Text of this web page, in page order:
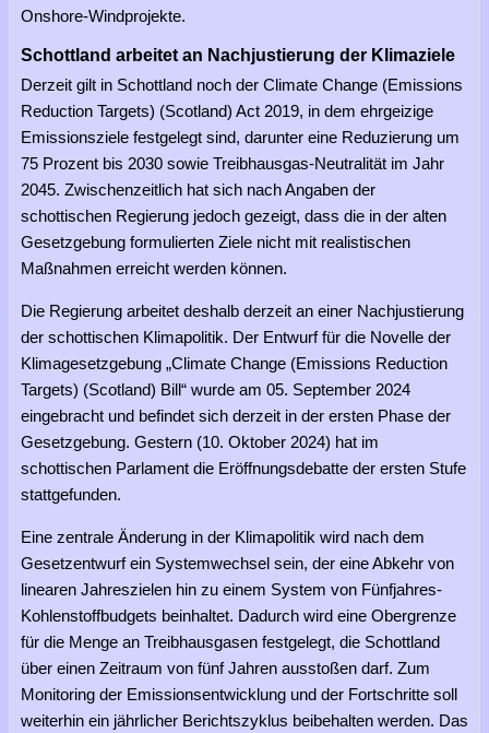
Onshore-Windprojekte.
Schottland arbeitet an Nachjustierung der Klimaziele
Derzeit gilt in Schottland noch der Climate Change (Emissions
Reduction Targets) (Scotland) Act 2019, in dem ehrgeizige
Emissionsziele festgelegt sind, darunter eine Reduzierung um
75 Prozent bis 2030 sowie Treibhausgas-Neutralität im Jahr
2045. Zwischenzeitlich hat sich nach Angaben der
schottischen Regierung jedoch gezeigt, dass die in der alten
Gesetzgebung formulierten Ziele nicht mit realistischen
Maßnahmen erreicht werden können.
Die Regierung arbeitet deshalb derzeit an einer Nachjustierung
der schottischen Klimapolitik. Der Entwurf für die Novelle der
Klimagesetzgebung „Climate Change (Emissions Reduction
Targets) (Scotland) Bill“ wurde am 05. September 2024
eingebracht und befindet sich derzeit in der ersten Phase der
Gesetzgebung. Gestern (10. Oktober 2024) hat im
schottischen Parlament die Eröffnungsdebatte der ersten Stufe
stattgefunden.
Eine zentrale Änderung in der Klimapolitik wird nach dem
Gesetzentwurf ein Systemwechsel sein, der eine Abkehr von
linearen Jahreszielen hin zu einem System von Fünfjahres-
Kohlenstoffbudgets beinhaltet. Dadurch wird eine Obergrenze
für die Menge an Treibhausgasen festgelegt, die Schottland
über einen Zeitraum von fünf Jahren ausstoßen darf. Zum
Monitoring der Emissionsentwicklung und der Fortschritte soll
weiterhin ein jährlicher Berichtszyklus beibehalten werden. Das